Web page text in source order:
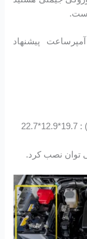
است.
برای خودرو سوزوکی جیمنی باطری 35 آمپرساعت پیشنهاد
توان نصب کرد.